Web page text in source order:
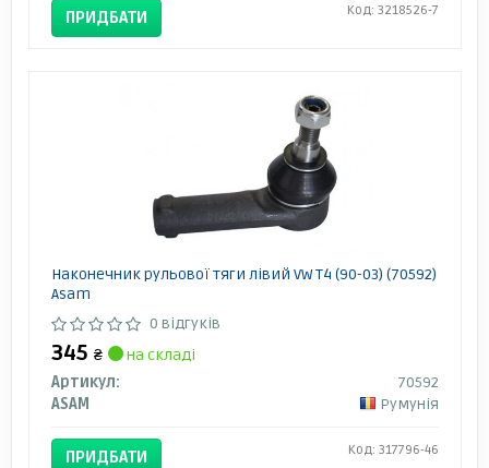
ПРИДБАТИ Код: 3218526-7
Наконечник рульової тяги лівий VW T4 (90-03) (70592)
Asam
0 відгуків
345 ₴
на складі
Артикул:
70592
ASAM
Румунія
ПРИДБАТИ Код: 317796-46